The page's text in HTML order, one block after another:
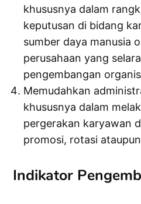
khususnya dalam
keputusan di bidang
sumber daya manusia
perusahaan yang
pengembangan
Memudahkan
khususnya dalam
pergerakan karyawan
promosi, rotasi
Indikator